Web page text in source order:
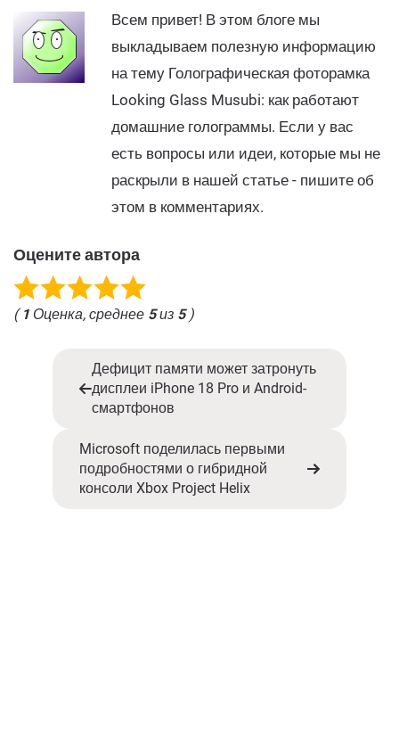
Всем привет! В этом блоге мы
выкладываем полезную информацию
на тему Голографическая фоторамка
Looking Glass Musubi: как работают
домашние голограммы. Если у вас
есть вопросы или идеи, которые мы не
раскрыли в нашей статье - пишите об
этом в комментариях.
Оцените автора
( 1 Оценка, среднее 5из 5)
Дефицит памяти может затронуть
дисплеи iPhone 18 Pro и Android-
смартфонов
Microsoft поделилась первыми
подробностями о гибридной
консоли Xbox Project Helix